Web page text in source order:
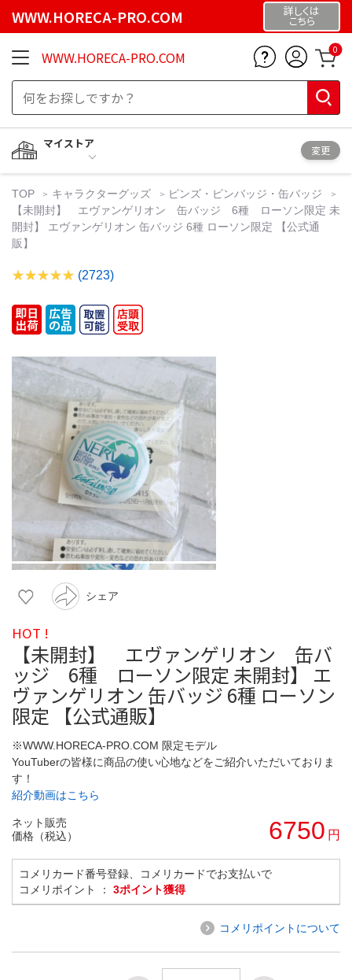
WWW.HORECA-PRO.COM 詳しくは
こちら
WWW.HORECA-PRO.COM 0
マイストア
変更
TOP キャラクターグッズ
ピンズ・ピンバッジ・缶バッジ
【未開封】 エヴァンゲリオン 缶バッジ 6種 ローソン限定 未
開封】 エヴァンゲリオン 缶バッジ 6種 ローソン限定 【公式通
販】
(2723)
シェア
HOT !
【未開封】 エヴァンゲリオン 缶バ
ッジ 6種 ローソン限定 未開封】 エ
ヴァンゲリオン 缶バッジ 6種 ローソン
限定 【公式通販】
※WWW.HORECA-PRO.COM 限定モデル
YouTuberの皆様に商品の使い心地などをご紹介いただいておりま
す！
紹介動画はこちら
ネット販売
価格（税込）
6750 円
コメリカード番号登録、コメリカードでお支払いで
コメリポイント ： 3ポイント獲得
コメリポイントについて